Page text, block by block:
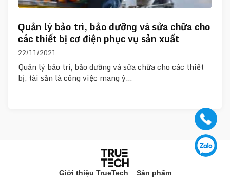
Quản lý bảo trì, bảo dưỡng và sửa chữa cho
các thiết bị cơ điện phục vụ sản xuất
22/11/2021
Quản lý bảo trì, bảo dưỡng và sửa chữa cho các thiết
bị, tài sản là công việc mang ý…
Giới thiệu TrueTech Sản phẩm